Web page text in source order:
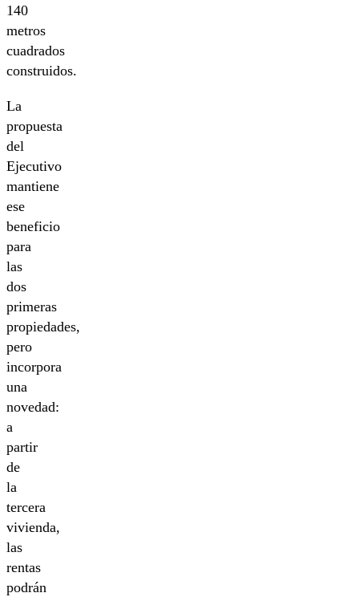
140
metros
cuadrados
construidos.
La
propuesta
del
Ejecutivo
mantiene
ese
beneficio
para
las
dos
primeras
propiedades,
pero
incorpora
una
novedad:
a
partir
de
la
tercera
vivienda,
las
rentas
podrán